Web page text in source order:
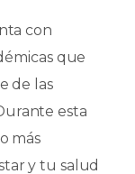
con
que
de las
esta
más
y tu salud